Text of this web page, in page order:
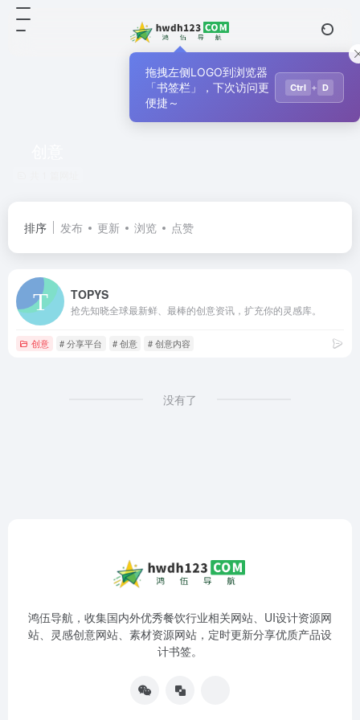
排序 发布 更新 浏览 点赞
TOPYS
抢先知晓全球最新鲜、最棒的创意资讯，扩充你的灵感库。
创意 # 分享平台 # 创意 # 创意内容
没有了
鸿伍导航，收集国内外优秀餐饮行业相关网站、UI设计资源网
站、灵感创意网站、素材资源网站，定时更新分享优质产品设
计书签。
拖拽左侧LOGO到浏览器
「书签栏」，下次访问更
便捷～
Ctrl + D